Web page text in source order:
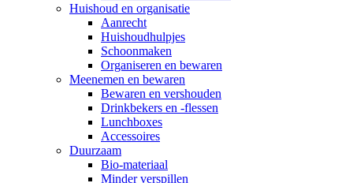
Huishoud en organisatie
Aanrecht
Huishoudhulpjes
Schoonmaken
Organiseren en bewaren
Meenemen en bewaren
Bewaren en vershouden
Drinkbekers en -flessen
Lunchboxes
Accessoires
Duurzaam
Bio-materiaal
Minder verspillen